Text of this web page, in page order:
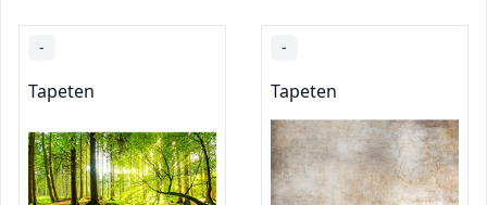
-
Tapeten
-
Tapeten